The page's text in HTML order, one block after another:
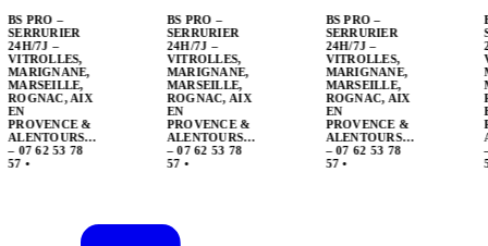
BS PRO –
SERRURIER
24H/7J –
VITROLLES,
MARIGNANE,
MARSEILLE,
ROGNAC, AIX
EN
PROVENCE &
ALENTOURS…
– 07 62 53 78
57•